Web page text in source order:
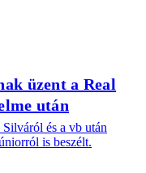
üzent a Real
után
és a vb után
is beszélt.